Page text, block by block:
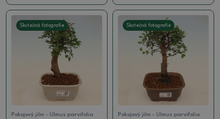
Skutečná fotografie
Pokojový jilm - Ulmus parvifolia
Skutečná fotografie
Pokojový jilm - Ulmus parvifolia